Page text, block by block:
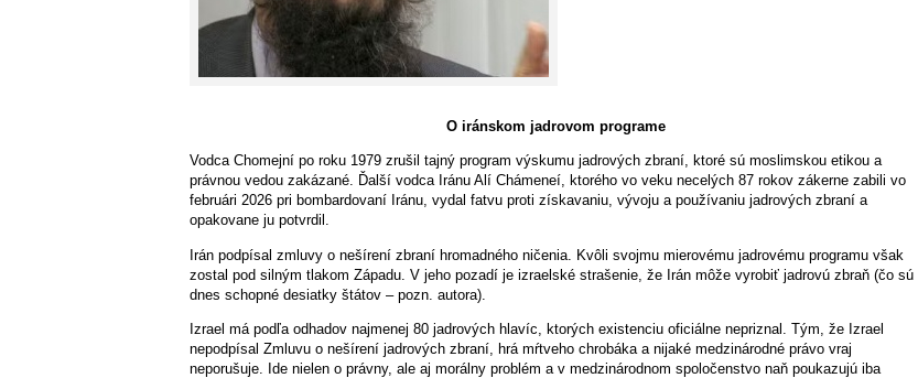
O iránskom jadrovom programe
Vodca Chomejní po roku 1979 zrušil tajný program výskumu jadrových zbraní, ktoré sú moslimskou etikou a
právnou vedou zakázané. Ďalší vodca Iránu Alí Chámeneí, ktorého vo veku necelých 87 rokov zákerne zabili vo
februári 2026 pri bombardovaní Iránu, vydal fatvu proti získavaniu, vývoju a používaniu jadrových zbraní a
opakovane ju potvrdil.
Irán podpísal zmluvy o nešírení zbraní hromadného ničenia. Kvôli svojmu mierovému jadrovému programu však
zostal pod silným tlakom Západu. V jeho pozadí je izraelské strašenie, že Irán môže vyrobiť jadrovú zbraň (čo sú
dnes schopné desiatky štátov – pozn. autora).
Izrael má podľa odhadov najmenej 80 jadrových hlavíc, ktorých existenciu oficiálne nepriznal. Tým, že Izrael
nepodpísal Zmluvu o nešírení jadrových zbraní, hrá mŕtveho chrobáka a nijaké medzinárodné právo vraj
neporušuje. Ide nielen o právny, ale aj morálny problém a v medzinárodnom spoločenstvo naň poukazujú iba